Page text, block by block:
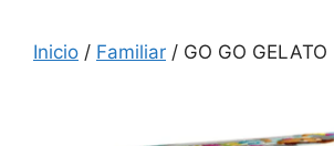
Inicio / Familiar / GO GO GELATO